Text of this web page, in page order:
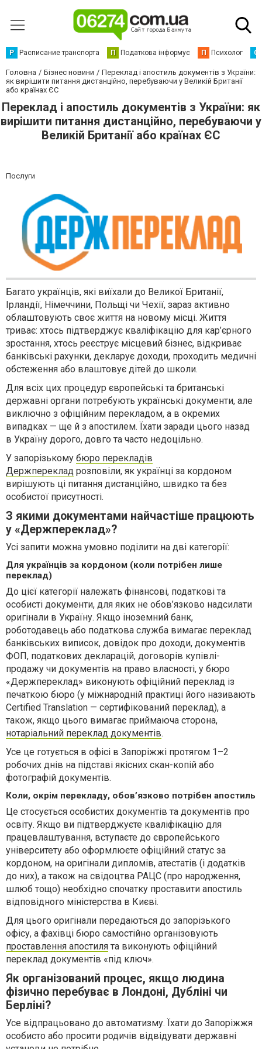
Р Расписание транспорта П Податкова інформує П Психолог С
Головна Бізнес новини
Переклад і апостиль документів з України:
як вирішити питання дистанційно, перебуваючи у Великій Британії
або країнах ЄС
Переклад і апостиль документів з України: як
вирішити питання дистанційно, перебуваючи у
Великій Британії або країнах ЄС
Послуги
Багато українців, які виїхали до Великої Британії,
Ірландії, Німеччини, Польщі чи Чехії, зараз активно
облаштовують своє життя на новому місці. Життя
триває: хтось підтверджує кваліфікацію для кар’єрного
зростання, хтось реєструє місцевий бізнес, відкриває
банківські рахунки, декларує доходи, проходить медичні
обстеження або влаштовує дітей до школи.
Для всіх цих процедур європейські та британські
державні органи потребують українські документи, але
виключно з офіційним перекладом, а в окремих
випадках — ще й з апостилем. Їхати заради цього назад
в Україну дорого, довго та часто недоцільно.
У запорізькому бюро перекладів
Держпереклад розповіли, як українці за кордоном
вирішують ці питання дистанційно, швидко та без
особистої присутності.
З якими документами найчастіше працюють
у «Держпереклад»?
Усі запити можна умовно поділити на дві категорії:
Для українців за кордоном (коли потрібен лише
переклад)
До цієї категорії належать фінансові, податкові та
особисті документи, для яких не обов’язково надсилати
оригінали в Україну. Якщо іноземний банк,
роботодавець або податкова служба вимагає переклад
банківських виписок, довідок про доходи, документів
ФОП, податкових декларацій, договорів купівлі-
продажу чи документів на право власності, у бюро
«Держпереклад» виконують офіційний переклад із
печаткою бюро (у міжнародній практиці його називають
Certified Translation — сертифікований переклад), а
також, якщо цього вимагає приймаюча сторона,
нотаріальний переклад документів.
Усе це готується в офісі в Запоріжжі протягом 1–2
робочих днів на підставі якісних скан-копій або
фотографій документів.
Коли, окрім перекладу, обов’язково потрібен апостиль
Це стосується особистих документів та документів про
освіту. Якщо ви підтверджуєте кваліфікацію для
працевлаштування, вступаєте до європейського
університету або оформлюєте офіційний статус за
кордоном, на оригінали дипломів, атестатів (і додатків
до них), а також на свідоцтва РАЦС (про народження,
шлюб тощо) необхідно спочатку проставити апостиль
відповідного міністерства в Києві.
Для цього оригінали передаються до запорізького
офісу, а фахівці бюро самостійно організовують
проставлення апостиля та виконують офіційний
переклад документів «під ключ».
Як організований процес, якщо людина
фізично перебуває в Лондоні, Дубліні чи
Берліні?
Усе відпрацьовано до автоматизму. Їхати до Запоріжжя
особисто або просити родичів відвідувати державні